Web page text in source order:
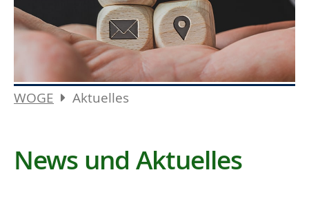
WOGE Aktuelles
News und Aktuelles